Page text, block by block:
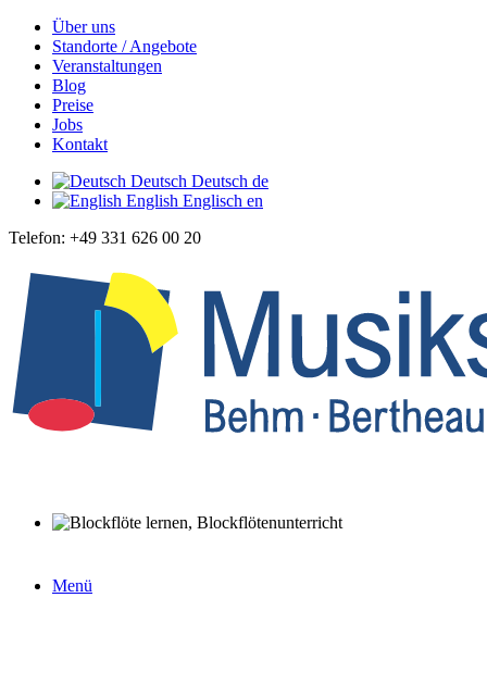
Über uns
Standorte / Angebote
Veranstaltungen
Blog
Preise
Jobs
Kontakt
Deutsch Deutsch de
English Englisch en
Telefon: +49 331 626 00 20
Menü